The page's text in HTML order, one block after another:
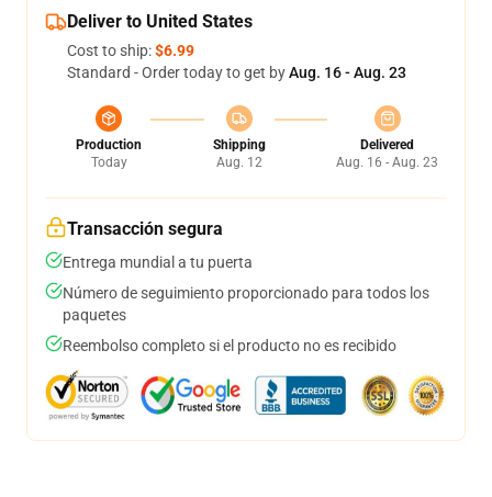
Deliver to United States
Cost to ship:$6.99
Standard - Order today to get byAug. 16 - Aug. 23
Production
Today
Shipping
Aug. 12
Delivered
Aug. 16 - Aug. 23
Transacción segura
Entrega mundial a tu puerta
Número de seguimiento proporcionado para todos los
paquetes
Reembolso completo si el producto no es recibido